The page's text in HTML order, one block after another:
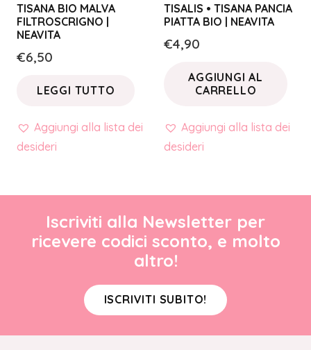
TISANA BIO MALVA
FILTROSCRIGNO |
NEAVITA
€6,50
LEGGI TUTTO
Aggiungi alla lista dei
desideri
TISALIS • TISANA PANCIA
PIATTA BIO | NEAVITA
€4,90
AGGIUNGI AL
CARRELLO
Aggiungi alla lista dei
desideri
Iscriviti alla Newsletter per
ricevere codici sconto, e molto
altro!
ISCRIVITI SUBITO!